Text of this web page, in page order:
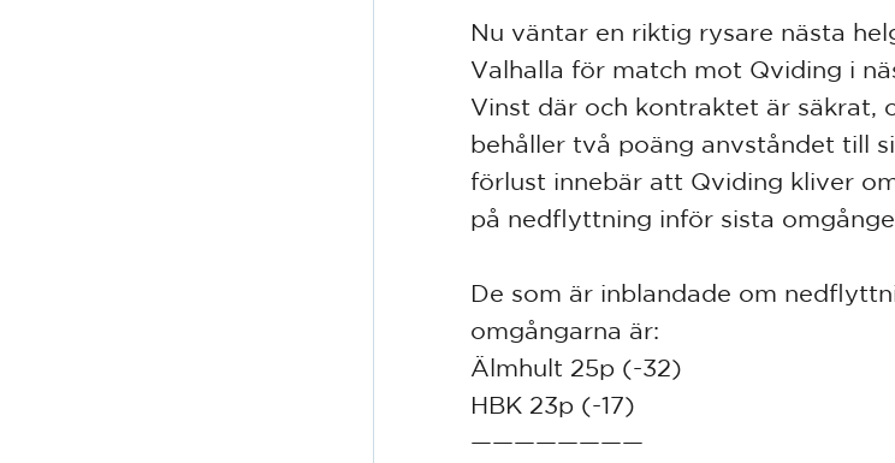
Nu väntar en riktig rysare nästa
Valhalla för match mot Qviding i
Vinst där och kontraktet är säkrat,
behåller två poäng anvståndet till
förlust innebär att Qviding kliver
på nedflyttning inför sista
De som är inblandade om
omgångarna är:
Älmhult 25p (-32)
HBK 23p (-17)
————————